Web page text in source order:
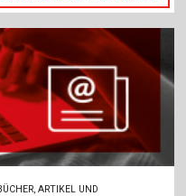
ARTIKEL UND